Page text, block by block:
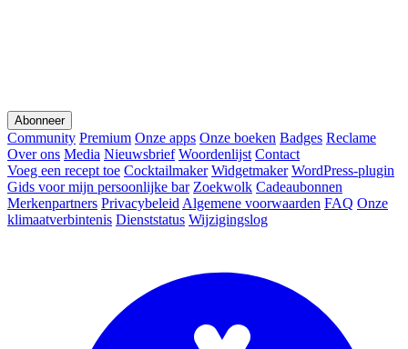
Abonneer
Community Premium Onze apps Onze boeken Badges Reclame
Over ons Media Nieuwsbrief Woordenlijst Contact
Voeg een recept toe Cocktailmaker Widgetmaker WordPress-plugin
Gids voor mijn persoonlijke bar Zoekwolk Cadeaubonnen
Merkenpartners Privacybeleid Algemene voorwaarden FAQ Onze
klimaatverbintenis Dienststatus Wijzigingslog